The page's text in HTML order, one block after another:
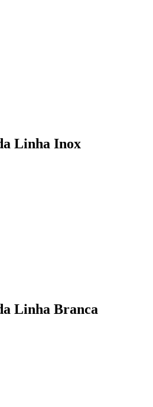
Linha Inox
Linha Branca